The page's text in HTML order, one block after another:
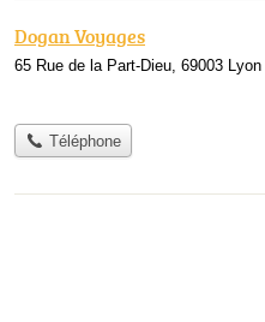
Dogan Voyages
65 Rue de la Part-Dieu, 69003 Lyon
Téléphone